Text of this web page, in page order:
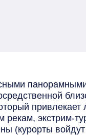
привлекает
экстрим-
(курорты